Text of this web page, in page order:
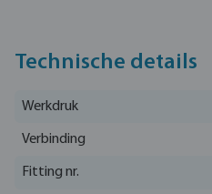
Technische details
Werkdruk
Verbinding
Fitting nr.